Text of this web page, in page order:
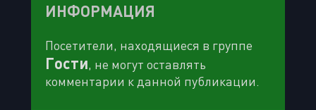
ИНФОРМАЦИЯ
Посетители, находящиеся в группе
Гости, не могут оставлять
комментарии к данной публикации.